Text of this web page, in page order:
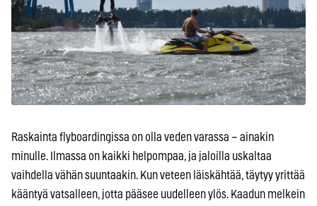
Raskainta flyboardingissa on olla veden varassa – ainakin
minulle. Ilmassa on kaikki helpompaa, ja jaloilla uskaltaa
vaihdella vähän suuntaakin. Kun veteen läiskähtää, täytyy yrittää
kääntyä vatsalleen, jotta pääsee uudelleen ylös. Kaadun melkein